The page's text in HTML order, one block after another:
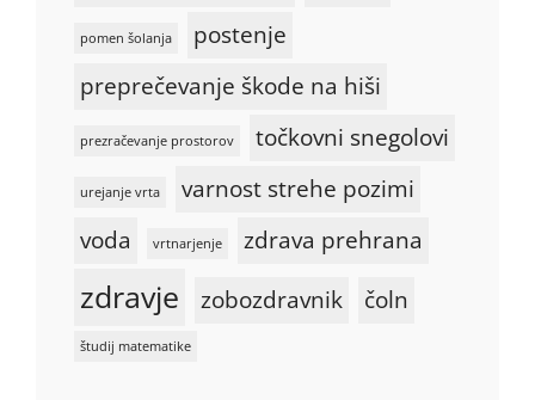
pomen šolanja
postenje
preprečevanje škode na hiši
prezračevanje prostorov točkovni snegolovi
urejanje vrta
varnost strehe pozimi
voda
vrtnarjenje zdrava prehrana
zdravje zobozdravnik čoln
študij matematike